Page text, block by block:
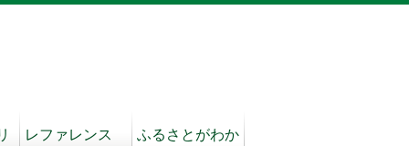
レファレンス
ふるさとがわか